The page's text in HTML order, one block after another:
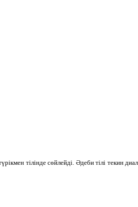
тілінде сөйлейді. Әдеби тілі текин